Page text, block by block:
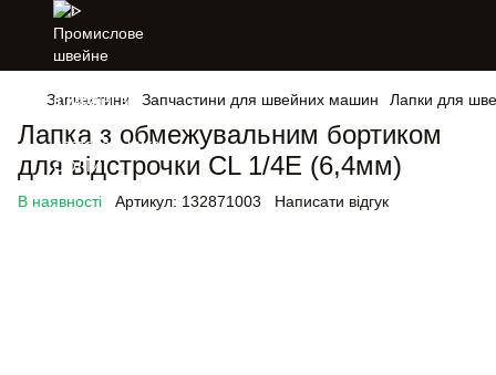
Запчастини Запчастини для швейних машин Лапки для
Лапка з обмежувальним бортиком
для відстрочки CL 1/4Е (6,4мм)
В наявності Артикул: 132871003 Написати відгук